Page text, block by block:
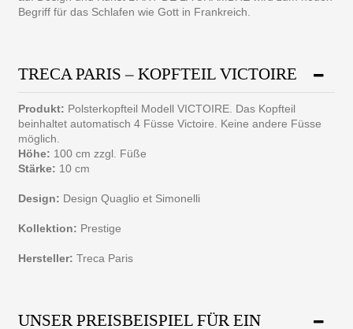
Begriff für das Schlafen wie Gott in Frankreich.
TRECA PARIS – KOPFTEIL VICTOIRE
Produkt: Polsterkopfteil Modell VICTOIRE. Das Kopfteil
beinhaltet automatisch 4 Füsse Victoire. Keine andere Füsse
möglich.
Höhe: 100 cm zzgl. Füße
Stärke: 10 cm
Design: Design Quaglio et Simonelli
Kollektion: Prestige
Hersteller:Treca Paris
UNSER PREISBEISPIEL FÜR EIN